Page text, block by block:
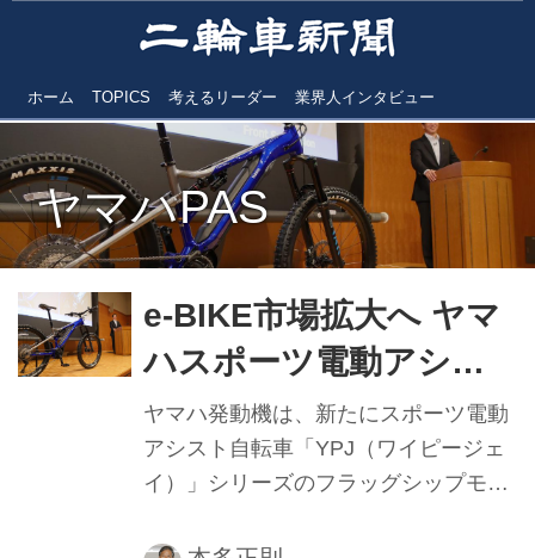
ホーム TOPICS 考えるリーダー 業界人インタビュー
ヤマハPAS
e-BIKE市場拡大へ ヤマ
ハスポーツ電動アシス
ト自転車「YPJ-MT
Pro」
ヤマハ発動機は、新たにスポーツ電動
アシスト自転車「YPJ（ワイピージェ
イ）」シリーズのフラッグシップモデ
25日から販売開始する。